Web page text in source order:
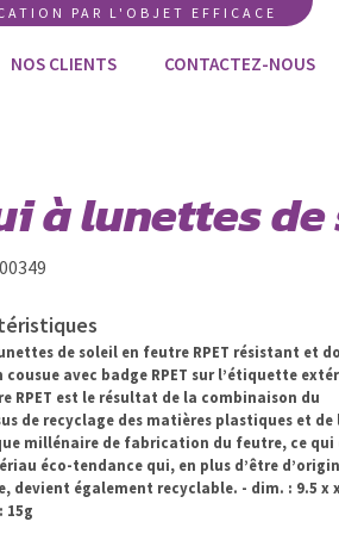
PAR L'OBJET EFFICACE
NOS CLIENTS CONTACTEZ-NOUS
à lunettes
de soleil en feutre RPET résistant et
avec badge RPET sur l’étiquette
RPET est le résultat de la combinaison du
de recyclage des matières plastiques et de
millénaire de fabrication du feutre, ce qui
éco-tendance qui, en plus d’être
devient également recyclable. - dim. : 9.5 x
15g